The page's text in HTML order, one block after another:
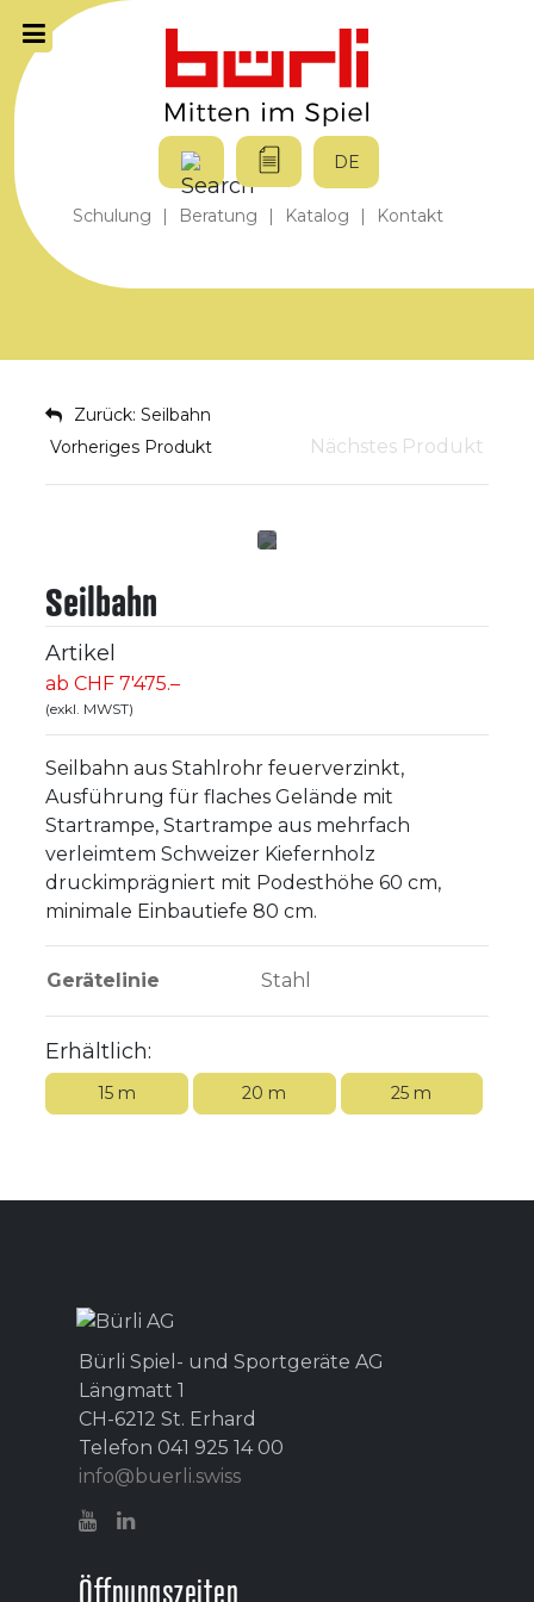
Schulung | Beratung | Katalog | Kontakt
DE
Zurück: Seilbahn
Vorheriges Produkt
Nächstes Produkt
Seilbahn
Artikel
ab CHF 7'475.–
(exkl. MWST)
Seilbahn aus Stahlrohr feuerverzinkt,
Ausführung für flaches Gelände mit
Startrampe, Startrampe aus mehrfach
verleimtem Schweizer Kiefernholz
druckimprägniert mit Podesthöhe 60 cm,
minimale Einbautiefe 80 cm.
Gerätelinie Stahl
Erhältlich:
15 m 20 m 25 m
Bürli Spiel- und Sportgeräte AG
Längmatt 1
CH-6212 St. Erhard
Telefon 041 925 14 00
info@buerli.swiss
Öffnungszeiten